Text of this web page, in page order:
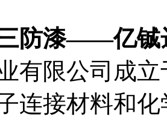
防漆——亿铖
有限公司成
连接材料和